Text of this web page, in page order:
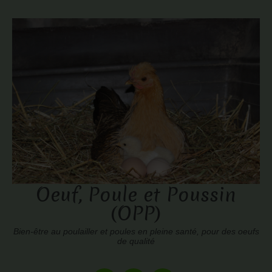
Oeuf, Poule et Poussin
(OPP)
Bien-être au poulailler et poules en pleine santé, pour des oeufs
de qualité